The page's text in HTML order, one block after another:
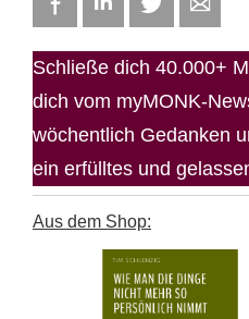
Schließe dich 40.000+
dich vom myMONK-
wöchentlich Gedanken
ein erfülltes und
Aus dem Shop: